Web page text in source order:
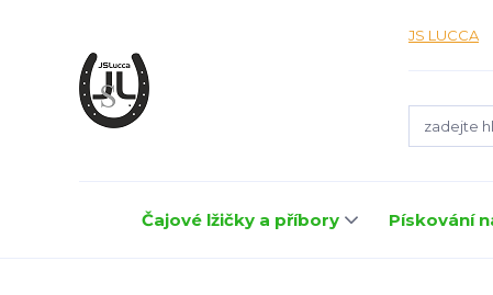
JS LUCCA
Čajové lžičky a příbory Pískování